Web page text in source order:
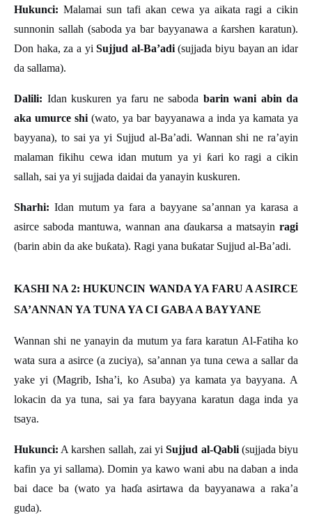
Hukunci: Malamai sun tafi akan cewa ya aikata ragi a cikin
sunnonin sallah (saboda ya bar bayyanawa a ƙarshen karatun).
Don haka, za a yi Sujjud al-Ba’adi(sujjada biyu bayan an idar
da sallama).
Dalili: Idan kuskuren ya faru ne saboda barin wani abin da
aka umurce shi (wato, ya bar bayyanawa a inda ya kamata ya
bayyana), to sai ya yi Sujjud al-Ba’adi. Wannan shi ne ra’ayin
malaman fikihu cewa idan mutum ya yi ƙari ko ragi a cikin
sallah, sai ya yi sujjada daidai da yanayin kuskuren.
Sharhi: Idan mutum ya fara a bayyane sa’annan ya karasa a
asirce saboda mantuwa, wannan ana ɗaukarsa a matsayin ragi
(barin abin da ake buƙata). Ragi yana buƙatar Sujjud al-Ba’adi.
KASHI NA 2: HUKUNCIN WANDA YA FARU A ASIRCE
SA’ANNAN YA TUNA YA CI GABA A BAYYANE
Wannan shi ne yanayin da mutum ya fara karatun Al-Fatiha ko
wata sura a asirce (a zuciya), sa’annan ya tuna cewa a sallar da
yake yi (Magrib, Isha’i, ko Asuba) ya kamata ya bayyana. A
lokacin da ya tuna, sai ya fara bayyana karatun daga inda ya
tsaya.
Hukunci: A karshen sallah, zai yiSujjud al-Qabli(sujjada biyu
kafin ya yi sallama). Domin ya kawo wani abu na daban a inda
bai dace ba (wato ya haɗa asirtawa da bayyanawa a raka’a
guda).